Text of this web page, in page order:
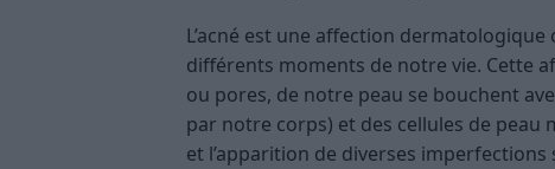
L’acné est une affection
différents moments de notre vie. Cette
ou pores, de notre peau se bouchent
par notre corps) et des cellules de
et l’apparition de diverses imperfections